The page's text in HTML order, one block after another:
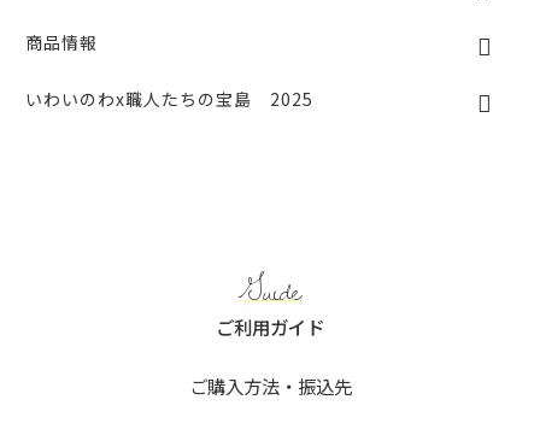
商品情報
いわいのわx職人たちの宝島 2025
Guide
ご利用ガイド
ご購入方法・振込先